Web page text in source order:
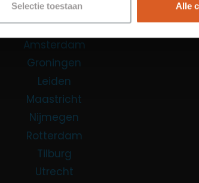
Selectie toestaan Alle
Over ons
Locaties
Amsterdam
Groningen
Leiden
Maastricht
Nijmegen
Rotterdam
Tilburg
Utrecht